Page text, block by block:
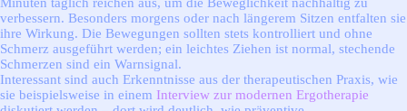
verbessern. Besonders morgens oder nach längerem Sitzen entfalten sie
ihre Wirkung. Die Bewegungen sollten stets kontrolliert und ohne
Schmerz ausgeführt werden; ein leichtes Ziehen ist normal, stechende
Schmerzen sind ein Warnsignal.
Interessant sind auch Erkenntnisse aus der therapeutischen Praxis, wie
sie beispielsweise in einem Interview zur modernen Ergotherapie